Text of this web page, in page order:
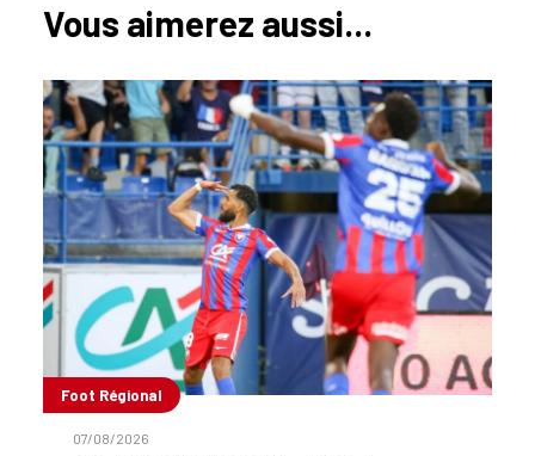
Vous aimerez aussi...
Foot Régional
07/08/2026